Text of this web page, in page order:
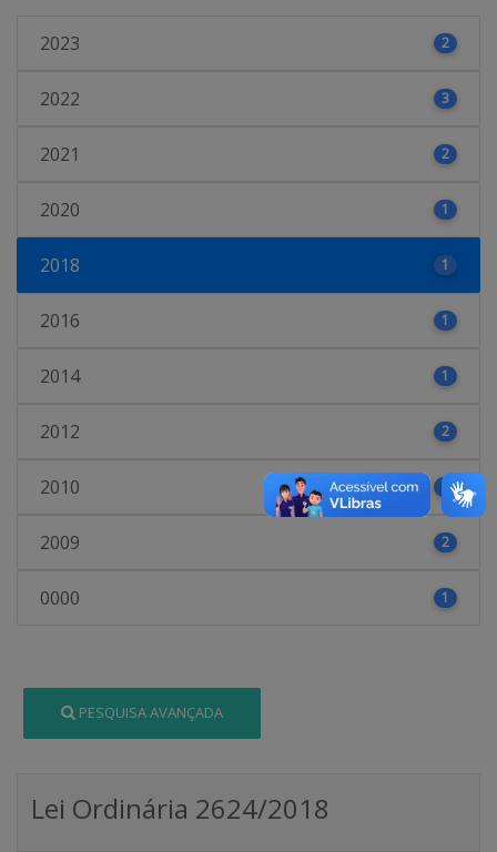
2023 2
2022 3
2021 2
2020 1
2018 1
2016 1
2014 1
2012 2
2010 1
2009 2
0000 1
PESQUISA AVANÇADA
Lei Ordinária 2624/2018